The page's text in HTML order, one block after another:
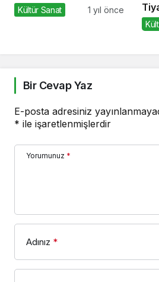
Kültür Sanat 1 yıl önce
Bir Cevap Yaz
E-posta adresiniz
* ile işaretlenmişlerdir
Yorumunuz *
Adınız *